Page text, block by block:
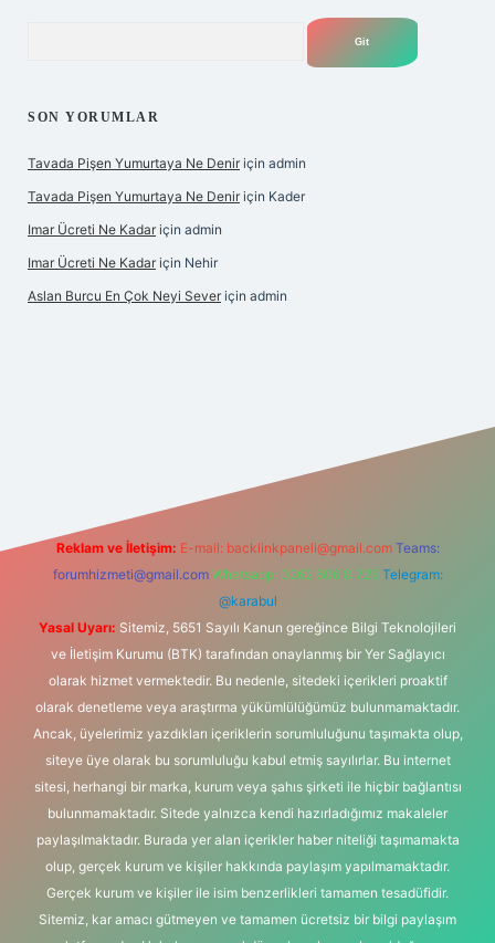
SON YORUMLAR
Tavada Pişen Yumurtaya Ne Denir için admin
Tavada Pişen Yumurtaya Ne Denir için Kader
Imar Ücreti Ne Kadar için admin
Imar Ücreti Ne Kadar için Nehir
Aslan Burcu En Çok Neyi Sever için admin
elexbetgiris.org
Reklam ve İletişim: E-mail: backlinkpaneli@gmail.com Teams:
forumhizmeti@gmail.com Whatsapp: 0262 606 0 726 Telegram:
@karabul
Yasal Uyarı: Sitemiz, 5651 Sayılı Kanun gereğince Bilgi Teknolojileri
ve İletişim Kurumu (BTK) tarafından onaylanmış bir Yer Sağlayıcı
olarak hizmet vermektedir. Bu nedenle, sitedeki içerikleri proaktif
olarak denetleme veya araştırma yükümlülüğümüz bulunmamaktadır.
Ancak, üyelerimiz yazdıkları içeriklerin sorumluluğunu taşımakta olup,
siteye üye olarak bu sorumluluğu kabul etmiş sayılırlar. Bu internet
sitesi, herhangi bir marka, kurum veya şahıs şirketi ile hiçbir bağlantısı
bulunmamaktadır. Sitede yalnızca kendi hazırladığımız makaleler
paylaşılmaktadır. Burada yer alan içerikler haber niteliği taşımamakta
olup, gerçek kurum ve kişiler hakkında paylaşım yapılmamaktadır.
Gerçek kurum ve kişiler ile isim benzerlikleri tamamen tesadüfidir.
Sitemiz, kar amacı gütmeyen ve tamamen ücretsiz bir bilgi paylaşım